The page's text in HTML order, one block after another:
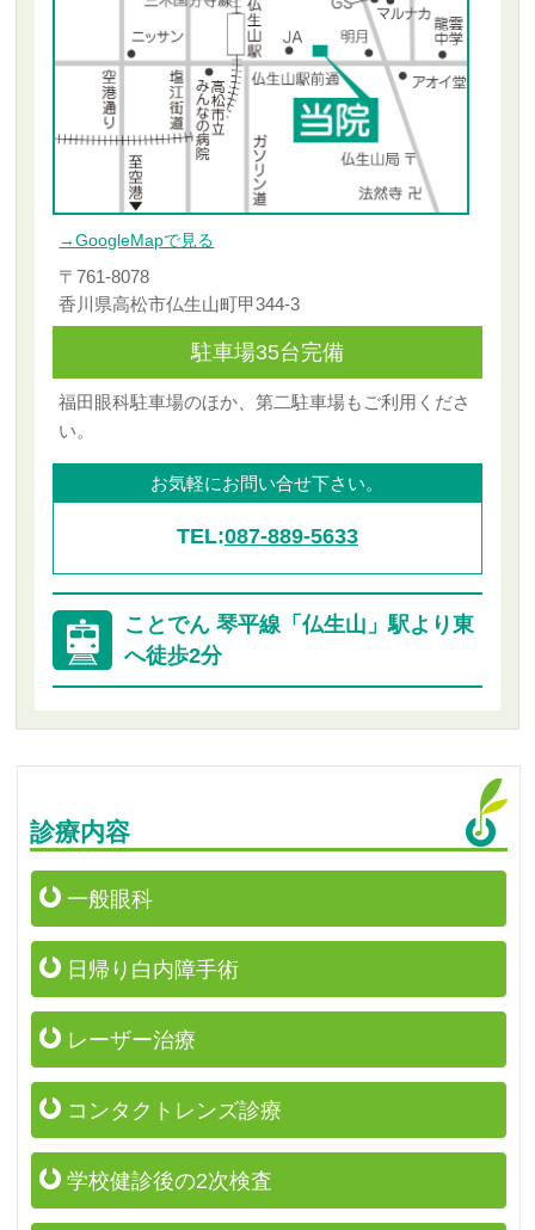
→GoogleMapで見る
〒761-8078
香川県高松市仏生山町甲344-3
駐車場35台完備
福田眼科駐車場のほか、第二駐車場もご利用くださ
い。
お気軽にお問い合せ下さい。
TEL:087-889-5633
ことでん 琴平線「仏生山」駅より東
へ徒歩2分
診療内容
一般眼科
日帰り白内障手術
レーザー治療
コンタクトレンズ診療
学校健診後の2次検査